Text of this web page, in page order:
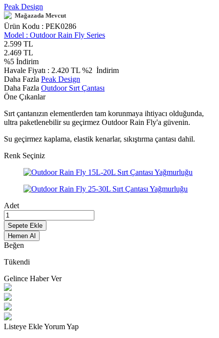
Peak Design
Mağazada Mevcut
Ürün Kodu : PEK0286
Model : Outdoor Rain Fly Series
2.599 TL
2.469 TL
%5 İndirim
Havale Fiyatı : 2.420 TL %2 İndirim
Daha Fazla Peak Design
Daha Fazla Outdoor Sırt Çantası
Öne Çıkanlar
Sırt çantanızın elementlerden tam korunmaya ihtiyacı olduğunda,
ultra paketlenebilir su geçirmez Outdoor Rain Fly'a güvenin.
Su geçirmez kaplama, elastik kenarlar, sıkıştırma çantası dahil.
Renk Seçiniz
Adet
Sepete Ekle
Hemen Al
Beğen
Tükendi
Gelince Haber Ver
Listeye EkleYorum Yap